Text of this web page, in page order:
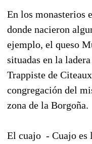
En los monasterios
donde nacieron
ejemplo, el queso
situadas en la
Trappiste de
congregación del
zona de la Borgoña.
El cuajo - Cuajo es